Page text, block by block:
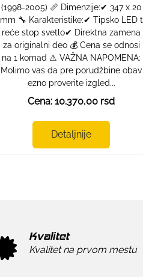
(1998-2005) 📏 Dimenzije:✔ 347 x 20
mm 🔧 Karakteristike:✔ Tipsko LED t
reće stop svetlo✔ Direktna zamena
za originalni deo 💰 Cena se odnosi
na 1 komad ⚠ VAŽNA NAPOMENA:
Molimo vas da pre porudžbine obav
ezno proverite izgled...
Cena: 10.370,00 rsd
Detaljnije
Kvalitet
Kvalitet na prvom mestu